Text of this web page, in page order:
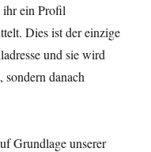
ihr ein Profil
Dies ist der einzige
und sie wird
danach
Grundlage unserer